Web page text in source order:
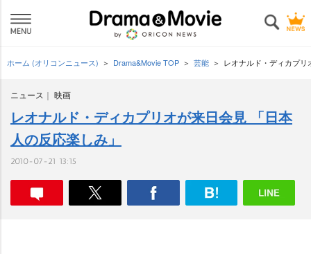
ホーム (オリコンニュース) Drama&Movie TOP 芸能 レオナルド・ディカプ
ニュース 映画
レオナルド・ディカプリオが来日会見 「日本
人の反応楽しみ」
2010-07-21 13:15